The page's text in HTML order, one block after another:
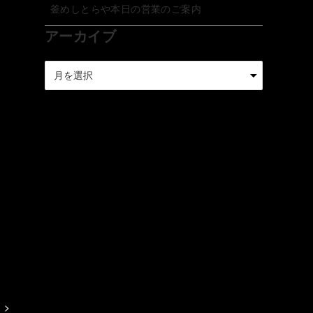
釜めしとらや本日の営業のご案内
アーカイブ